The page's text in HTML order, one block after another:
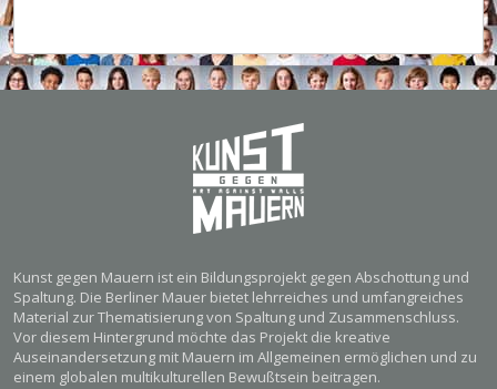
Kunst gegen Mauern ist ein Bildungsprojekt gegen Abschottung und
Spaltung. Die Berliner Mauer bietet lehrreiches und umfangreiches
Material zur Thematisierung von Spaltung und Zusammenschluss.
Vor diesem Hintergrund möchte das Projekt die kreative
Auseinandersetzung mit Mauern im Allgemeinen ermöglichen und zu
einem globalen multikulturellen Bewußtsein beitragen.